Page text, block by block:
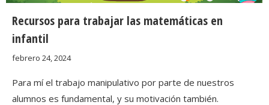
Recursos para trabajar las matemáticas en
infantil
febrero 24, 2024
Para mí el trabajo manipulativo por parte de nuestros
alumnos es fundamental, y su motivación también.